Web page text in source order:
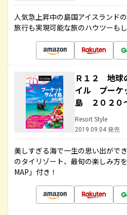
人気急上昇中の島国アイスランド
旅行も実現可能な旅のハウツーも
Ｒ１２ 地球
イル プー
島 ２０２０
Resort Style
2019.09.04 発売
美しすぎる海で一生の思い出がで
のタイリゾート、最旬の楽しみ方
MAP」付き！